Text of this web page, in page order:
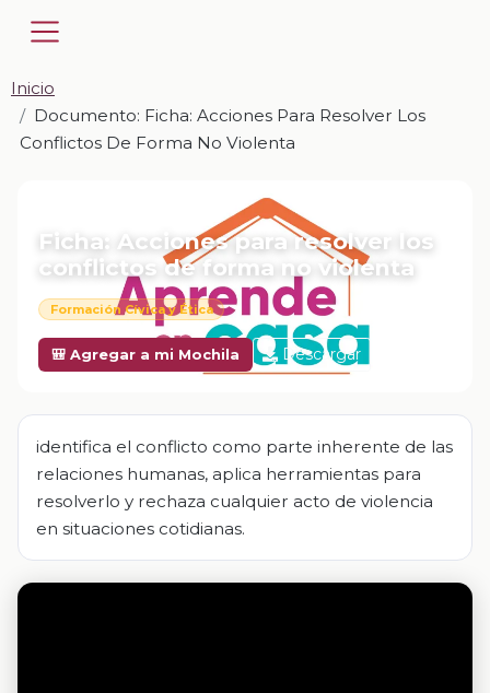
Inicio
Documento: Ficha: Acciones Para Resolver Los
Conflictos De Forma No Violenta
Ficha: Acciones para resolver los
conflictos de forma no violenta
Formación Cívica y Ética
🎒 Agregar a mi Mochila Descargar
identifica el conflicto como parte inherente de las
relaciones humanas, aplica herramientas para
resolverlo y rechaza cualquier acto de violencia
en situaciones cotidianas.